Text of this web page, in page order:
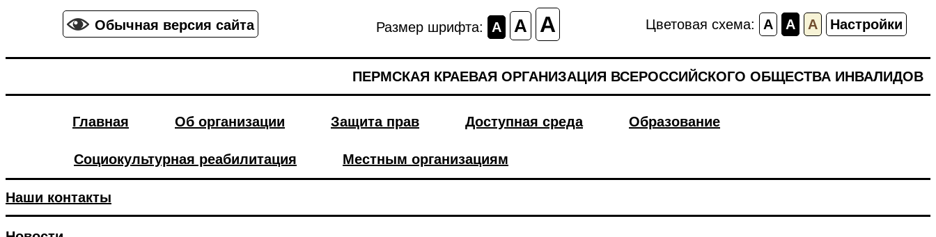
Обычная версия сайта Размер шрифта: A A A Цветовая схема: A A A Настройки
ПЕРМСКАЯ КРАЕВАЯ ОРГАНИЗАЦИЯ ВСЕРОССИЙСКОГО ОБЩЕСТВА ИНВАЛИДОВ
Главная Об организации Защита прав Доступная среда Образование
Социокультурная реабилитация Местным организациям
Наши контакты